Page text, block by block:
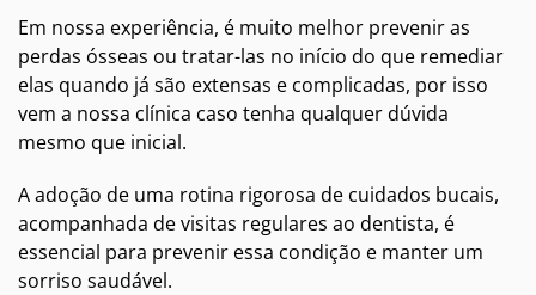
Em nossa experiência, é muito melhor prevenir as
perdas ósseas ou tratar-las no início do que remediar
elas quando já são extensas e complicadas, por isso
vem a nossa clínica caso tenha qualquer dúvida
mesmo que inicial.
A adoção de uma rotina rigorosa de cuidados bucais,
acompanhada de visitas regulares ao dentista, é
essencial para prevenir essa condição e manter um
sorriso saudável.